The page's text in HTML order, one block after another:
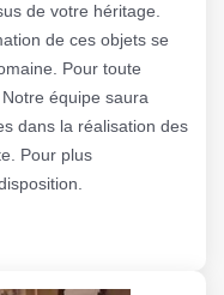
de votre héritage.
de ces objets se
Pour toute
équipe saura
dans la réalisation des
Pour plus